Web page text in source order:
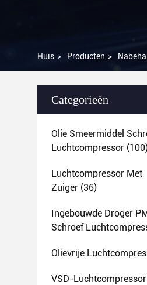
Huis > Producten >
Categorieën
Olie Smeermiddel
Luchtcompressor
Luchtcompressor Met
Zuiger (36)
Ingebouwde Droger
Schroef
Olievrije
VSD-